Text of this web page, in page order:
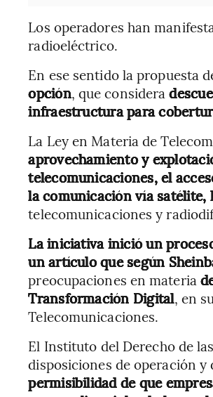
Los operadores han
radioeléctrico.
En ese sentido la propuesta
opción, que considera
infraestructura para
La Ley en Materia de
aprovechamiento y
telecomunicaciones, el
la comunicación vía satélite,
telecomunicaciones y
La iniciativa inició un
un artículo que según
preocupaciones en materia
Transformación Digital, en
Telecomunicaciones.
El Instituto del Derecho de
disposiciones de operación
permisibilidad de que